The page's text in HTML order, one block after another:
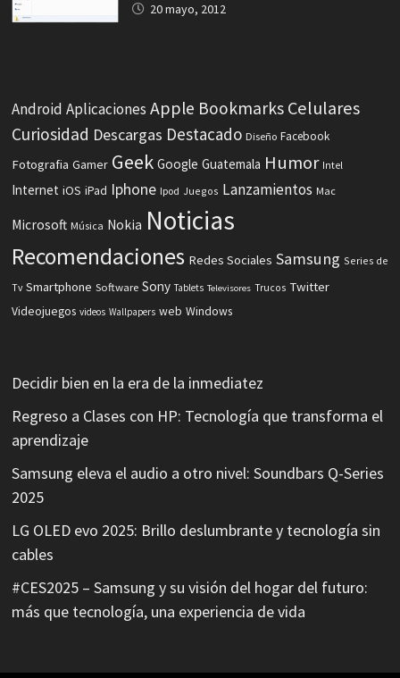
20 mayo, 2012
Android Aplicaciones Apple Bookmarks Celulares
Curiosidad Descargas Destacado Diseño Facebook
Fotografia Gamer Geek Google Guatemala Humor Intel
Internet iOS iPad Iphone Ipod Juegos Lanzamientos Mac
Microsoft Música Nokia Noticias
Recomendaciones Redes Sociales Samsung Series de
Tv Smartphone Software Sony Tablets Televisores Trucos Twitter
Videojuegos videos Wallpapers web Windows
Decidir bien en la era de la inmediatez
Regreso a Clases con HP: Tecnología que transforma el
aprendizaje
Samsung eleva el audio a otro nivel: Soundbars Q-Series
2025
LG OLED evo 2025: Brillo deslumbrante y tecnología sin
cables
#CES2025 – Samsung y su visión del hogar del futuro:
más que tecnología, una experiencia de vida